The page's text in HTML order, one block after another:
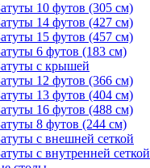
10 футов (305 см)
14 футов (427 см)
15 футов (457 см)
6 футов (183 см)
с крышей
12 футов (366 см)
13 футов (404 см)
16 футов (488 см)
8 футов (244 см)
с внешней сеткой
с внутренней сеткой